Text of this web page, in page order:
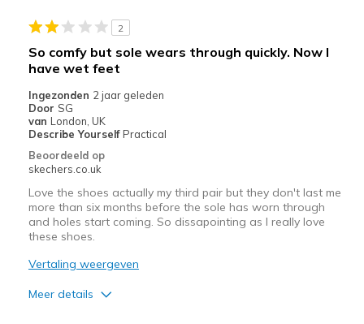
Sizing
Feels true to size
View On Shoes
Shoes are for Wearing
2
So comfy but sole wears through quickly. Now I
have wet feet
Ingezonden 2 jaar geleden
Door SG
van London, UK
Describe Yourself Practical
Beoordeeld op
skechers.co.uk
Love the shoes actually my third pair but they don't last me
more than six months before the sole has worn through
and holes start coming. So dissapointing as I really love
these shoes.
Vertaling weergeven
Meer details